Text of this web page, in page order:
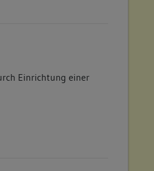
Einrichtung einer